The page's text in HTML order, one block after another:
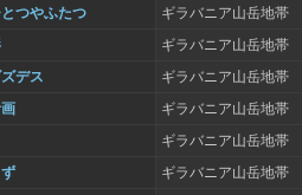
つやふたつ
ギラバニア山岳地帯
ギラバニア山岳地帯
デス
ギラバニア山岳地帯
ギラバニア山岳地帯
ギラバニア山岳地帯
ギラバニア山岳地帯